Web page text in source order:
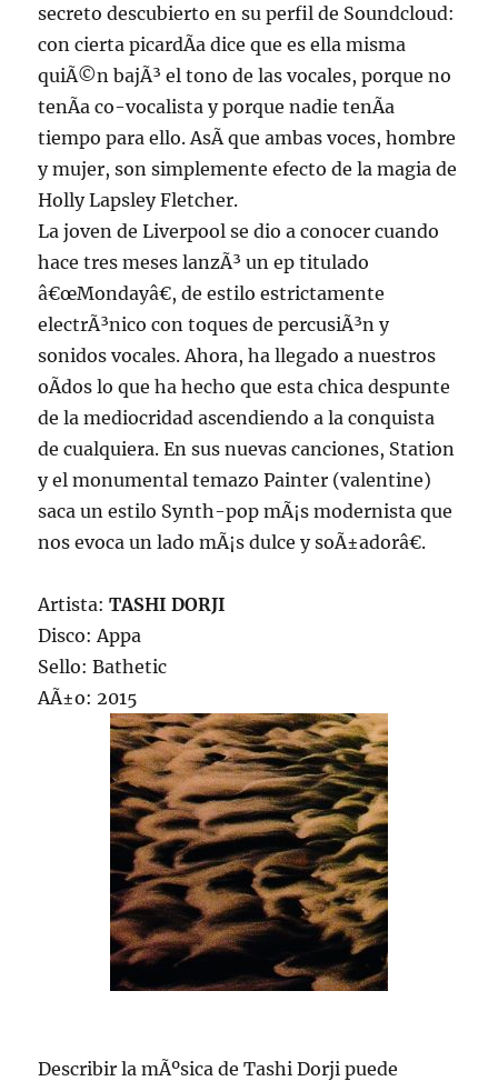
secreto descubierto en su perfil de Soundcloud:
con cierta picardÃ­a dice que es ella misma
quiÃ©n bajÃ³ el tono de las vocales, porque no
tenÃ­a co-vocalista y porque nadie tenÃ­a
tiempo para ello. AsÃ­ que ambas voces, hombre
y mujer, son simplemente efecto de la magia de
Holly Lapsley Fletcher.
La joven de Liverpool se dio a conocer cuando
hace tres meses lanzÃ³ un ep titulado
â€œMondayâ€, de estilo estrictamente
electrÃ³nico con toques de percusiÃ³n y
sonidos vocales. Ahora, ha llegado a nuestros
oÃ­dos lo que ha hecho que esta chica despunte
de la mediocridad ascendiendo a la conquista
de cualquiera. En sus nuevas canciones, Station
y el monumental temazo Painter (valentine)
saca un estilo Synth-pop mÃ¡s modernista que
nos evoca un lado mÃ¡s dulce y soÃ±adorâ€.
Artista:TASHI DORJI
Disco: Appa
Sello: Bathetic
AÃ±o: 2015
Describir la mÃºsica de Tashi Dorji puede